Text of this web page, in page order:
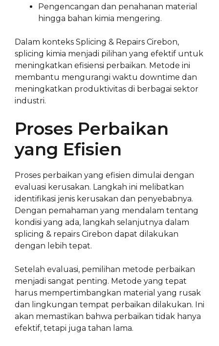
Pengencangan dan penahanan material
hingga bahan kimia mengering.
Dalam konteks Splicing & Repairs Cirebon,
splicing kimia menjadi pilihan yang efektif untuk
meningkatkan efisiensi perbaikan. Metode ini
membantu mengurangi waktu downtime dan
meningkatkan produktivitas di berbagai sektor
industri.
Proses Perbaikan
yang Efisien
Proses perbaikan yang efisien dimulai dengan
evaluasi kerusakan. Langkah ini melibatkan
identifikasi jenis kerusakan dan penyebabnya.
Dengan pemahaman yang mendalam tentang
kondisi yang ada, langkah selanjutnya dalam
splicing & repairs Cirebon dapat dilakukan
dengan lebih tepat.
Setelah evaluasi, pemilihan metode perbaikan
menjadi sangat penting. Metode yang tepat
harus mempertimbangkan material yang rusak
dan lingkungan tempat perbaikan dilakukan. Ini
akan memastikan bahwa perbaikan tidak hanya
efektif, tetapi juga tahan lama.